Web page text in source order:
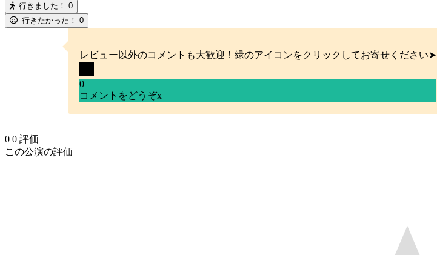
行きました！ 0
行きたかった！ 0
レビュー以外のコメントも大歓迎！緑のアイコンをクリックしてお寄せください➤
0
コメントをどうぞx
0 0 評価
この公演の評価